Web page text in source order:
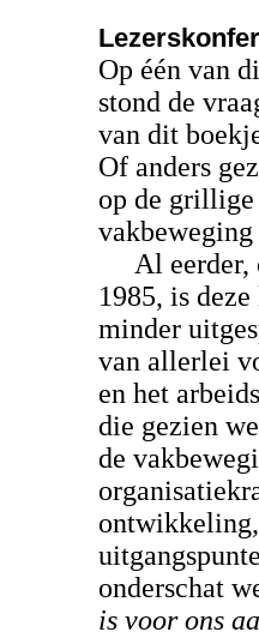
Op één van
stond de
van dit
Of anders
op de grillige
Al eerder,
1985, is
minder
van allerlei
en het
die gezien
de
onderschat
is voor ons